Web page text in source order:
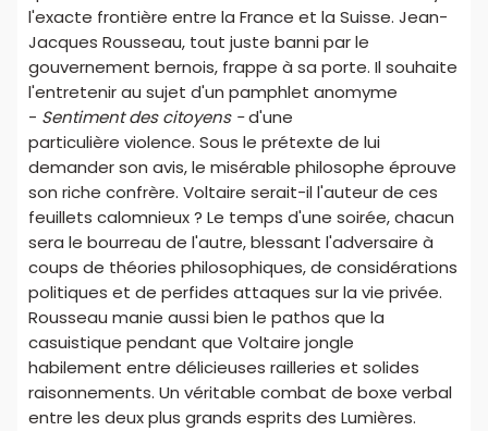
l'exacte frontière entre la France et la Suisse. Jean-
Jacques Rousseau, tout juste banni par le
gouvernement bernois, frappe à sa porte. Il souhaite
l'entretenir au sujet d'un pamphlet anomyme
- Sentiment des citoyens -d'une
particulière violence. Sous le prétexte de lui
demander son avis, le misérable philosophe éprouve
son riche confrère. Voltaire serait-il l'auteur de ces
feuillets calomnieux ? Le temps d'une soirée, chacun
sera le bourreau de l'autre, blessant l'adversaire à
coups de théories philosophiques, de considérations
politiques et de perfides attaques sur la vie privée.
Rousseau manie aussi bien le pathos que la
casuistique pendant que Voltaire jongle
habilement entre délicieuses railleries et solides
raisonnements. Un véritable combat de boxe verbal
entre les deux plus grands esprits des Lumières.